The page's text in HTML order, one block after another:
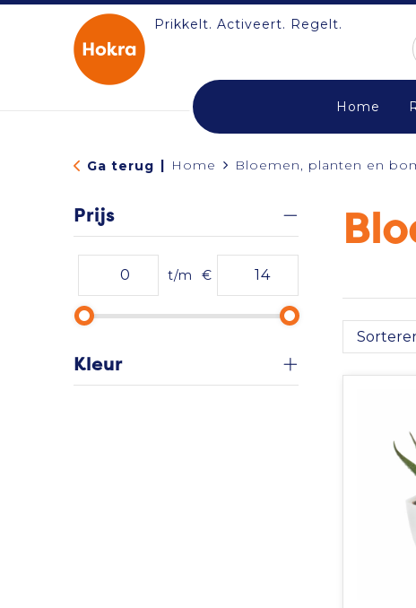
Prikkelt. Activeert. Regelt.
Home
Ga terug | Home Bloemen, planten en
Prijs
t/m €
Kleur